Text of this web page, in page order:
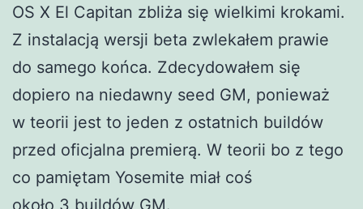
OS X El Capitan zbliża się wielkimi krokami.
Z instalacją wersji beta zwlekałem prawie
do samego końca. Zdecydowałem się
dopiero na niedawny seed GM, ponieważ
w teorii jest to jeden z ostatnich buildów
przed oficjalna premierą. W teorii bo z tego
co pamiętam Yosemite miał coś
około 3 buildów GM.